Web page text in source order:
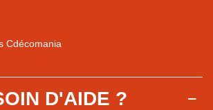
Cdécomania
D'AIDE ?